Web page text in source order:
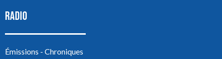
RADIO
Émissions - Chroniques